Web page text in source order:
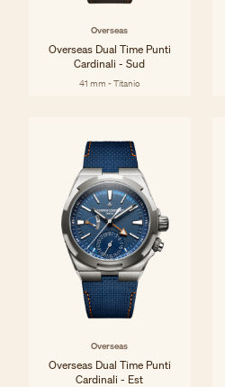
Overseas
Overseas Dual Time Punti
Cardinali - Sud
41 mm - Titanio
Overseas
Overseas Dual Time Punti
Cardinali - Est